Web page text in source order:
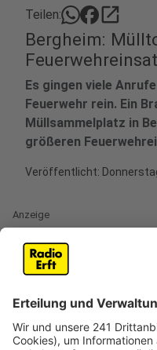
Teilen: open_in_new
Bergheim:
Es gingen viele
Feuerwehr rein. Ein
Müllsammelplatz in
größeren
Veröffentlicht:
Anzeige
Bergheim
Anzeige